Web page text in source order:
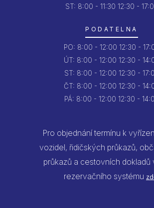
ST: 8:00 - 11:30 12:30 -
PODATELNA
PO: 8:00 - 12:00 12:30 -
ÚT: 8:00 - 12:00 12:30 -
ST: 8:00 - 12:00 12:30 -
ČT: 8:00 - 12:00 12:30 -
PÁ: 8:00 - 12:00 12:30 -
Pro objednání termínu k
vozidel, řidičských průkazů,
průkazů a cestovních dokladů
rezervačního systému